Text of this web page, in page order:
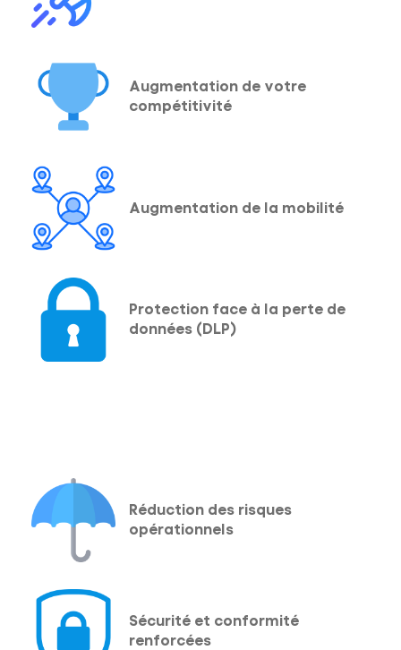
Augmentation de votre
compétitivité
Augmentation de la mobilité
Protection face à la perte de
données (DLP)
Réduction des risques
opérationnels
Sécurité et conformité
renforcées